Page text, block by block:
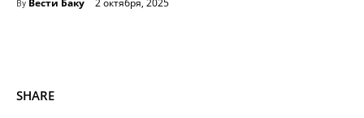
By 2 октября, 2025
SHARE